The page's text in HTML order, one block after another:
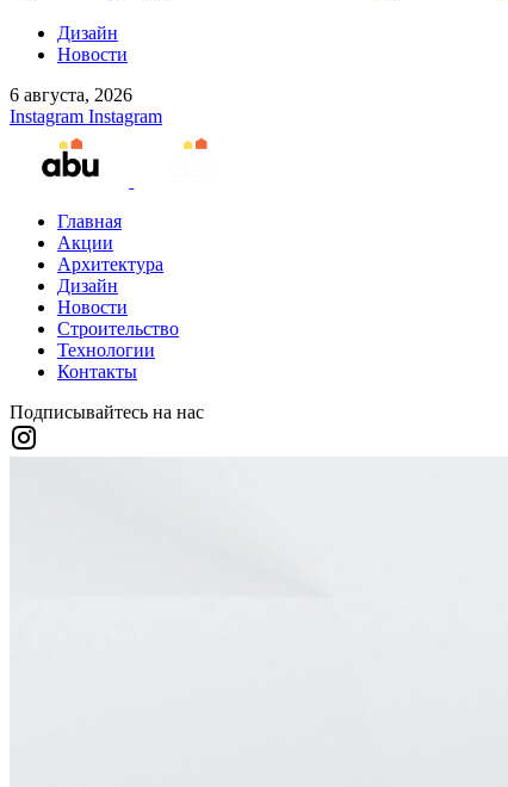
Дизайн
Новости
6 августа, 2026
Instagram Instagram
Главная
Акции
Архитектура
Дизайн
Новости
Строительство
Технологии
Контакты
Подписывайтесь на нас